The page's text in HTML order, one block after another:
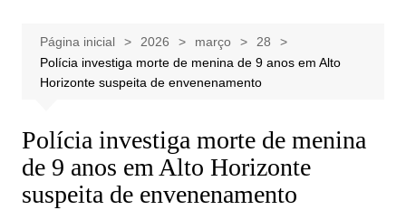
Página inicial 2026 março
28
Polícia investiga morte de menina de 9 anos em Alto
Horizonte suspeita de envenenamento
Polícia investiga morte de menina
de 9 anos em Alto Horizonte
suspeita de envenenamento